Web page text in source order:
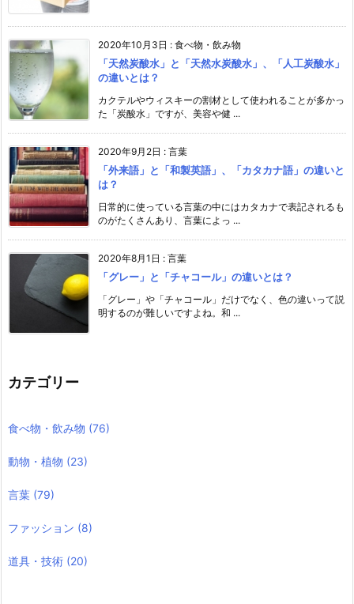
2020年10月3日 : 食べ物・飲み物
「天然炭酸水」と「天然水炭酸水」、「人工炭酸水」
の違いとは？
カクテルやウィスキーの割材として使われることが多かっ
た「炭酸水」ですが、美容や健 ...
2020年9月2日 : 言葉
「外来語」と「和製英語」、「カタカナ語」の違いと
は？
日常的に使っている言葉の中にはカタカナで表記されるも
のがたくさんあり、言葉によっ ...
2020年8月1日 : 言葉
「グレー」と「チャコール」の違いとは？
「グレー」や「チャコール」だけでなく、色の違いって説
明するのが難しいですよね。和 ...
カテゴリー
食べ物・飲み物 (76)
動物・植物 (23)
言葉 (79)
ファッション (8)
道具・技術 (20)